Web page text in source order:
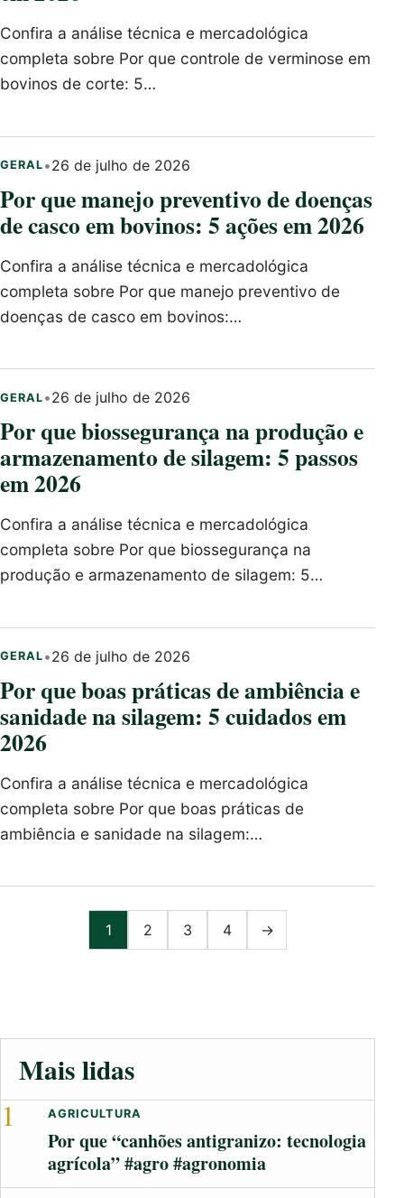
Confira a análise técnica e mercadológica
completa sobre Por que controle de verminose em
bovinos de corte: 5…
GERAL •26 de julho de 2026
Por que manejo preventivo de doenças
de casco em bovinos: 5 ações em 2026
Confira a análise técnica e mercadológica
completa sobre Por que manejo preventivo de
doenças de casco em bovinos:…
GERAL •26 de julho de 2026
Por que biossegurança na produção e
armazenamento de silagem: 5 passos
em 2026
Confira a análise técnica e mercadológica
completa sobre Por que biossegurança na
produção e armazenamento de silagem: 5…
GERAL •26 de julho de 2026
Por que boas práticas de ambiência e
sanidade na silagem: 5 cuidados em
2026
Confira a análise técnica e mercadológica
completa sobre Por que boas práticas de
ambiência e sanidade na silagem:…
Paginação de posts
1 2 3 4 →
Mais lidas
1
AGRICULTURA
Por que “canhões antigranizo: tecnologia
agrícola” #agro #agronomia